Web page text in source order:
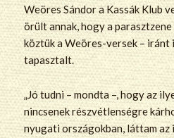
Weöres Sándor a Kassák Klub
örült annak, hogy a parasztzene
köztük a Weöres-versek – iránt
tapasztalt.
„Jó tudni – mondta –, hogy az
nincsenek részvétlenségre
nyugati országokban, láttam